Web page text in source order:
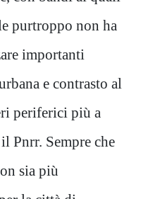
purtroppo non ha
importanti
e contrasto al
periferici più a
Pnrr. Sempre che
sia più